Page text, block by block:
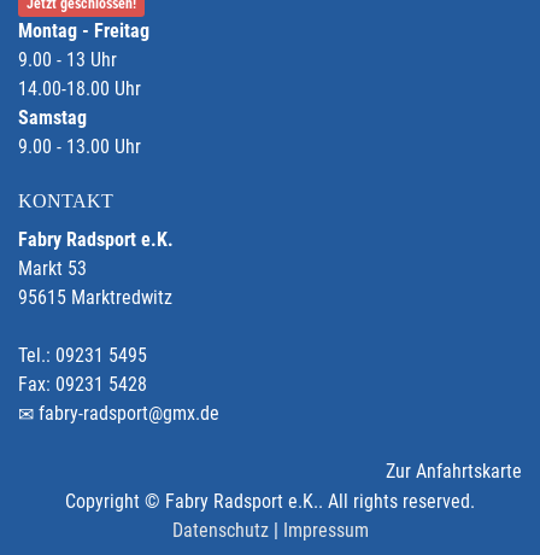
Jetzt geschlossen!
Montag - Freitag
9.00 - 13 Uhr
14.00-18.00 Uhr
Samstag
9.00 - 13.00 Uhr
KONTAKT
Fabry Radsport e.K.
Markt 53
95615 Marktredwitz
Tel.: 09231 5495
Fax: 09231 5428
fabry-radsport@gmx.de
Zur Anfahrtskarte
Copyright © Fabry Radsport e.K.. All rights reserved.
Datenschutz| Impressum